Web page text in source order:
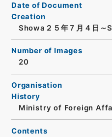
Date of Document
Creation
Showa２５年７月４日～
Number of Images
20
Organisation
History
Ministry of Foreign
Contents